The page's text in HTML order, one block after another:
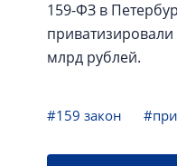
159-ФЗ в
млрд рублей.
#159 закон